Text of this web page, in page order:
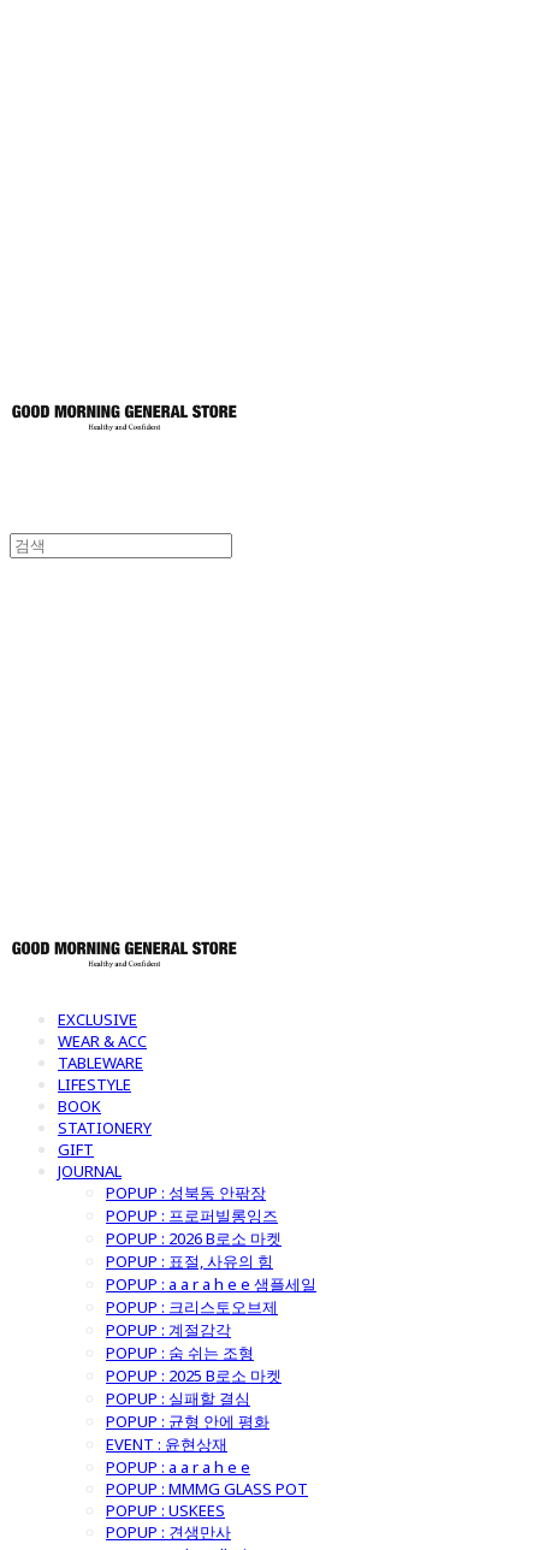
EXCLUSIVE
WEAR & ACC
TABLEWARE
LIFESTYLE
BOOK
STATIONERY
GIFT
JOURNAL
POPUP : 성북동 안팎장
POPUP : 프로퍼빌롱잉즈
POPUP : 2026 B로소 마켓
POPUP : 표절, 사유의 힘
POPUP : a a r a h e e 샘플세일
POPUP : 크리스토오브제
POPUP : 계절감각
POPUP : 숨 쉬는 조형
POPUP : 2025 B로소 마켓
POPUP : 실패할 결심
POPUP : 균형 안에 평화
EVENT : 윤현상재
POPUP : a a r a h e e
POPUP : MMMG GLASS POT
POPUP : USKEES
POPUP : 견생만사